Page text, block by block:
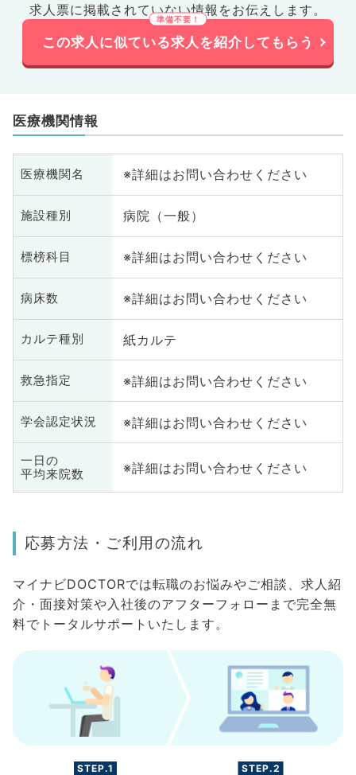
求人票に掲載されていない情報をお伝えします。
この求人に似ている求人を紹介してもらう
医療機関情報
医療機関名 ※詳細はお問い合わせください
施設種別 病院（一般）
標榜科目 ※詳細はお問い合わせください
病床数 ※詳細はお問い合わせください
カルテ種別 紙カルテ
救急指定 ※詳細はお問い合わせください
学会認定状況 ※詳細はお問い合わせください
一日の
平均来院数
※詳細はお問い合わせください
応募方法・ご利用の流れ
マイナビDOCTORでは転職のお悩みやご相談、求人紹
介・面接対策や入社後のアフターフォローまで完全無
料でトータルサポートいたします。
STEP.1 STEP.2